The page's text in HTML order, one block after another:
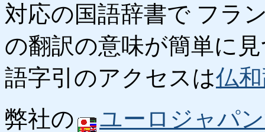
対応の国語辞書で フラ
の翻訳の意味が簡単に
語字引のアクセスは仏
弊社の
ユーロジャパ